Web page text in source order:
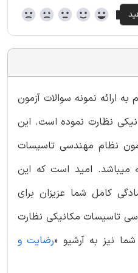
به ارائه نمونه سوالات آزمون
نظارت نموده است. این
نظام مهندسی تاسیسات
میباشد. امید است که این
کامل شما عزیزان برای
تاسیسات مکانیکی نظارت
نیز به آرشیو «رضایت و